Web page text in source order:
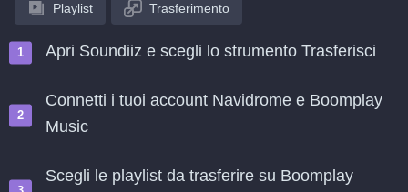
Playlist Trasferimento
Apri Soundiiz e scegli lo strumento Trasferisci
Connetti i tuoi account Navidrome e Boomplay
Music
Scegli le playlist da trasferire su Boomplay